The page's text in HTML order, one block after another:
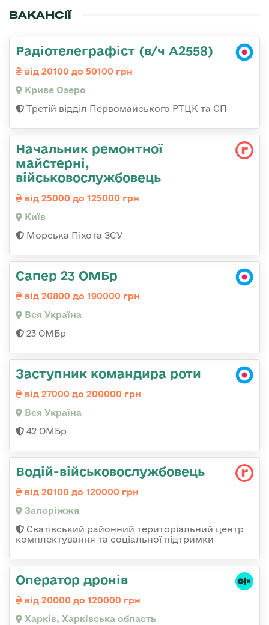
ВАКАНСІЇ
Радіотелеграфіст (в/ч А2558)
від 20100 до 50100 грн
Криве Озеро
Третій відділ Первомайського РТЦК та СП
Начальник ремонтної
майстерні,
військовослужбовець
від 25000 до 125000 грн
Київ
Морська Піхота ЗСУ
Сапер 23 ОМБр
від 20800 до 190000 грн
Вся Україна
23 ОМБр
Заступник командира роти
від 27000 до 200000 грн
Вся Україна
42 ОМБр
Водій-військовослужбовець
від 20100 до 120000 грн
Запоріжжя
Сватівський районний територіальний центр
комплектування та соціальної підтримки
Оператор дронів
від 20000 до 120000 грн
Харків, Харківська область